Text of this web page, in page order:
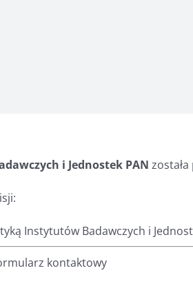
i Jednostek PAN została
Instytutów Badawczych i
kontaktowy